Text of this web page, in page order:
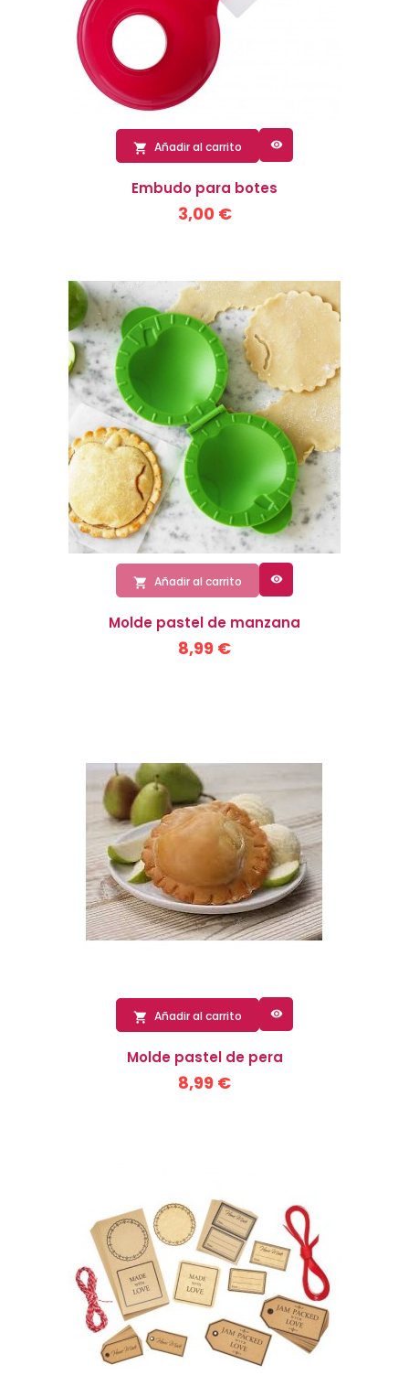
 Añadir al carrito 
Embudo para botes
3,00 €
 Añadir al carrito 
Molde pastel de manzana
8,99 €
 Añadir al carrito 
Molde pastel de pera
8,99 €